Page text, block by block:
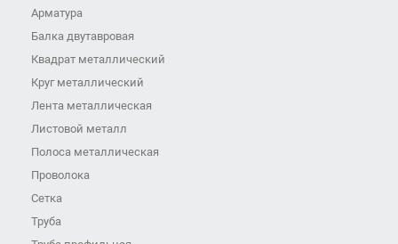
Арматура
Балка двутавровая
Квадрат металлический
Круг металлический
Лента металлическая
Листовой металл
Полоса металлическая
Проволока
Сетка
Труба